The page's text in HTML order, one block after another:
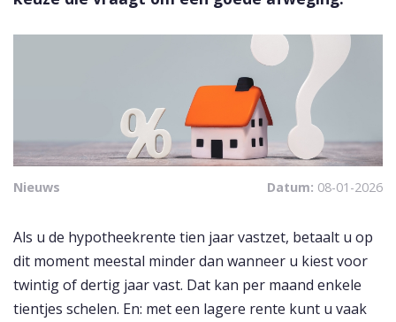
Nieuws Datum: 08-01-2026
Als u de hypotheekrente tien jaar vastzet, betaalt u op
dit moment meestal minder dan wanneer u kiest voor
twintig of dertig jaar vast. Dat kan per maand enkele
tientjes schelen. En: met een lagere rente kunt u vaak